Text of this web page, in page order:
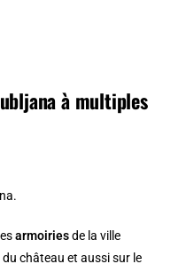
à multiples
armoiriesde la ville
du château et aussi sur le